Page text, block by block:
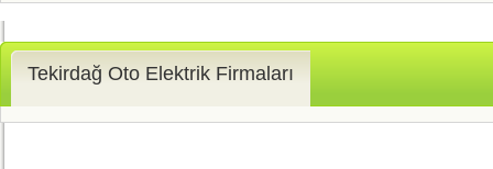
Tekirdağ Oto Elektrik Firmaları